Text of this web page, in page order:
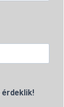
érdeklik!